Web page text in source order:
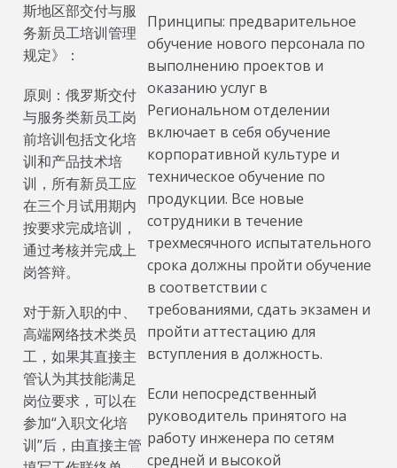
斯地区部交付与服
务新员工培训管理
规定》：
原则：俄罗斯交付
与服务类新员工岗
前培训包括文化培
训和产品技术培
训，所有新员工应
在三个月试用期内
按要求完成培训，
通过考核并完成上
岗答辩。
对于新入职的中、
高端网络技术类员
工，如果其直接主
管认为其技能满足
岗位要求，可以在
参加“入职文化培
训”后，由直接主管
Принципы: предварительное
обучение нового персонала по
выполнению проектов и
оказанию услуг в
Региональном отделении
включает в себя обучение
корпоративной культуре и
техническое обучение по
продукции. Все новые
сотрудники в течение
трехмесячного испытательного
срока должны пройти обучение
в соответствии с
требованиями, сдать экзамен и
пройти аттестацию для
вступления в должность.
Если непосредственный
руководитель принятого на
работу инженера по сетям
средней и высокой